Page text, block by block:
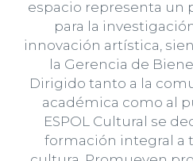
espacio representa un
para la
innovación artística,
la Gerencia de
Dirigido tanto a la
académica como al
ESPOL Cultural se
formación integral a